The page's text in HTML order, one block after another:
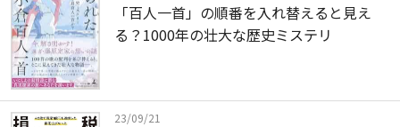
「百人一首」の順番を入れ替えると見え
る？1000年の壮大な歴史ミステリ
23/09/21